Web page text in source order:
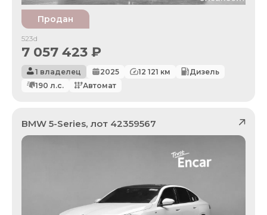
Продан
523d
7 057 423 ₽
1 владелец 2025 12 121 км
Дизель
190 л.с. Автомат
BMW 5-Series, лот 42359567